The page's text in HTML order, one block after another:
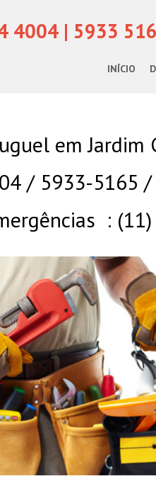
4004 | 5933
INÍCIO
em Jardim
/ 5933-5165
: